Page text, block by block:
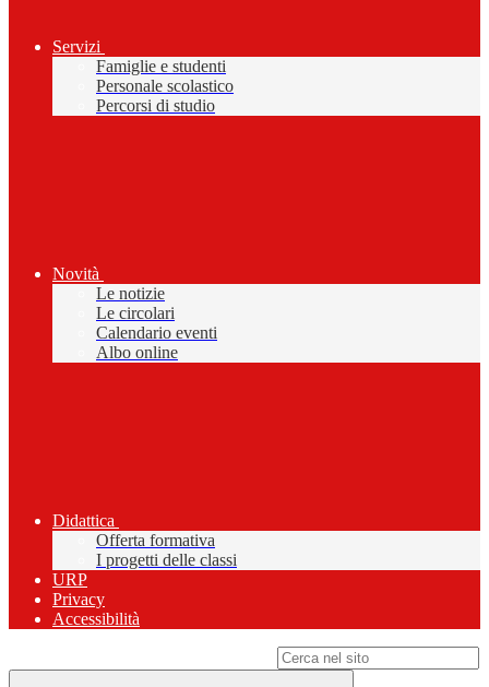
Servizi
Famiglie e studenti
Personale scolastico
Percorsi di studio
Novità
Le notizie
Le circolari
Calendario eventi
Albo online
Didattica
Offerta formativa
I progetti delle classi
URP
Privacy
Accessibilità